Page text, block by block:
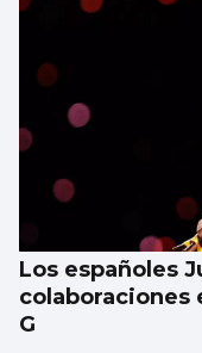
Tres goles de
partido pero
Los españoles
colaboraciones
G